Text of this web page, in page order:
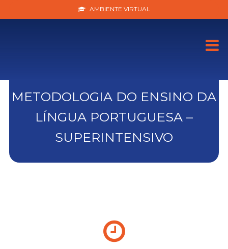
AMBIENTE VIRTUAL
METODOLOGIA DO ENSINO DA
LÍNGUA PORTUGUESA –
SUPERINTENSIVO